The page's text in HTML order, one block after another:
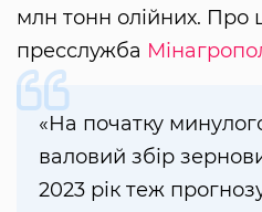
млн тонн олійних. Про
пресслужба
«На початку
валовий збір
2023 рік теж